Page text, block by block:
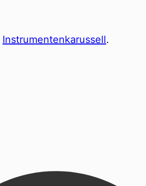
Instrumentenkarussell.